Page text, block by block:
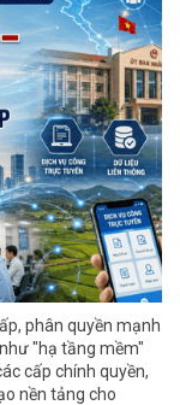
phân quyền mạnh
"hạ tầng mềm"
cấp chính quyền,
nền tảng cho